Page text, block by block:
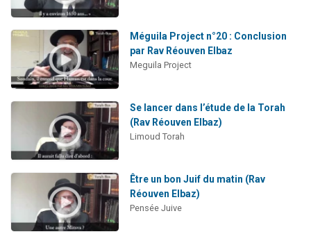
Méguila Project n°20 : Conclusion
par Rav Réouven Elbaz
Meguila Project
Se lancer dans l’étude de la Torah
(Rav Réouven Elbaz)
Limoud Torah
Être un bon Juif du matin (Rav
Réouven Elbaz)
Pensée Juive